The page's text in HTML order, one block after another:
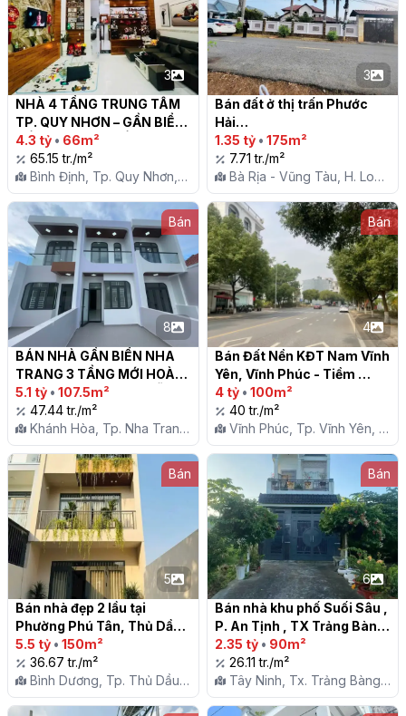
3
NHÀ 4 TẦNG TRUNG TÂM
TP. QUY NHƠN – GẦN BIỂN,
GẦN TRƯỜNG, GẦN SIÊU
THỊ – VỊ TRÍ ĐẸP, GIÁ TỐT
4.3 tỷ • 66m²
65.15 tr./m²
Bình Định, Tp. Quy Nhơn,
P. Ngô Mây
3
Bán đất ở thị trấn Phước
Hải
1.35 tỷ • 175m²
7.71 tr./m²
Bà Rịa - Vũng Tàu, H. Long
Đất, Tt. Phước Hải
Bán
8
BÁN NHÀ GẦN BIỂN NHA
TRANG 3 TẦNG MỚI HOÀN
THIỆN - 107M2 SÂN ĐỖ
OTO RỘNG RÃI CHỈ 5,1 Tỷ
5.1 tỷ • 107.5m²
47.44 tr./m²
Khánh Hòa, Tp. Nha Trang,
P. Vĩnh Hải
Bán
4
Bán Đất Nền KĐT Nam Vĩnh
Yên, Vĩnh Phúc - Tiềm
Năng Tăng Giá Cao, Pháp
Lý Rõ Ràng
4 tỷ • 100m²
40 tr./m²
Vĩnh Phúc, Tp. Vĩnh Yên, X.
Thanh Trù
Bán
5
Bán nhà đẹp 2 lầu tại
Phường Phú Tân, Thủ Dầu
Một
5.5 tỷ • 150m²
36.67 tr./m²
Bình Dương, Tp. Thủ Dầu
Một, P. Phú Tân
Bán
6
Bán nhà khu phố Suối Sâu ,
P. An Tịnh , TX Trảng Bàng
2.35 tỷ • 90m²
26.11 tr./m²
Tây Ninh, Tx. Trảng Bàng,
P. An Tịnh